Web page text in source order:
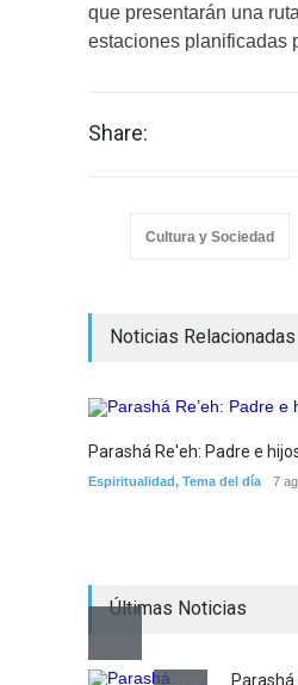
que presentarán una
estaciones planificadas
Share:
Cultura y Sociedad
Noticias Relacionadas
Parashá Re'eh: Padre e
Espiritualidad, Tema del día 7
Últimas Noticias
Parashá